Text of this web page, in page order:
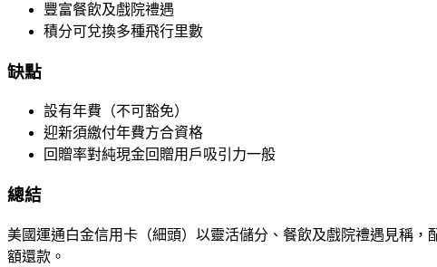
豐富餐飲及戲院禮遇
積分可兌換多種飛行里數
缺點
設有年費（不可豁免）
迎新須繳付年費方合資格
回贈率對純現金回贈用戶吸引力一般
總結
美國運通白金信用卡（細頭）以靈活儲分、餐飲及戲院禮遇見稱
額還款。